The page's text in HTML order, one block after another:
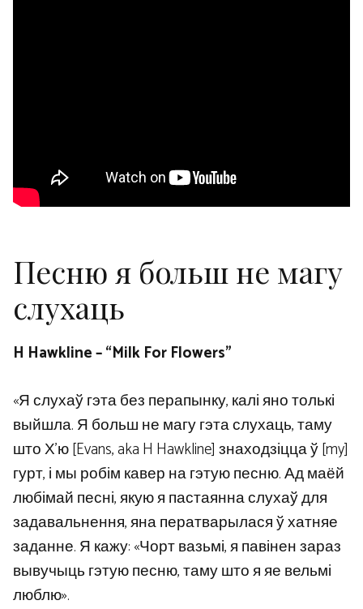
Песню я больш не магу
слухаць
H Hawkline – “Milk For Flowers”
«Я слухаў гэта без перапынку, калі яно толькі
выйшла. Я больш не магу гэта слухаць, таму
што Х’ю [Evans, aka H Hawkline] знаходзіцца ў [my]
гурт, і мы робім кавер на гэтую песню. Ад маёй
любімай песні, якую я пастаянна слухаў для
задавальнення, яна ператварылася ў хатняе
заданне. Я кажу: «Чорт вазьмі, я павінен зараз
вывучыць гэтую песню, таму што я яе вельмі
люблю».